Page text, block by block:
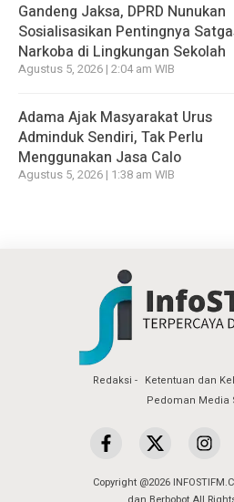
Gandeng Jaksa, DPRD Nunukan
Sosialisasikan Pentingnya
Narkoba di Lingkungan Sekolah
Agustus 5, 2026 | 2:04 am WIB
Adama Ajak Masyarakat Urus
Adminduk Sendiri, Tak Perlu
Menggunakan Jasa Calo
Agustus 5, 2026 | 1:38 am WIB
Redaksi
Ketentuan dan
Pedoman Media
Copyright @2026